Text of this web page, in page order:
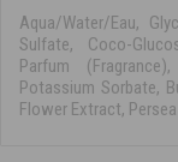
Aqua/Water/Eau,
Sulfate, Coco-
Parfum
Potassium Sorbate,
Flower Extract,